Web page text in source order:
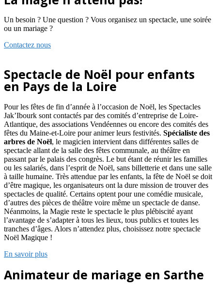
Un besoin ? Une question ? Vous organisez un spectacle, une soirée
ou un mariage ?
Contactez nous
Spectacle de Noël pour enfants
en Pays de la Loire
Pour les fêtes de fin d’année à l’occasion de Noël, les Spectacles
Jak’Ibourk sont contactés par des comités d’entreprise de Loire-
Atlantique, des associations Vendéennes ou encore des comités des
fêtes du Maine-et-Loire pour animer leurs festivités. Spécialiste des
arbres de Noël, le magicien intervient dans différentes salles de
spectacle allant de la salle des fêtes communale, au théâtre en
passant par le palais des congrès. Le but étant de réunir les familles
ou les salariés, dans l’esprit de Noël, sans billetterie et dans une salle
à taille humaine. Très attendue par les enfants, la fête de Noël se doit
d’être magique, les organisateurs ont la dure mission de trouver des
spectacles de qualité. Certains optent pour une comédie musicale,
d’autres des pièces de théâtre voire même un spectacle de danse.
Néanmoins, la Magie reste le spectacle le plus plébiscité ayant
l’avantage de s’adapter à tous les lieux, tous publics et toutes les
tranches d’âges. Alors n’attendez plus, choisissez notre spectacle
Noël Magique !
En savoir plus
Animateur de mariage en Sarthe